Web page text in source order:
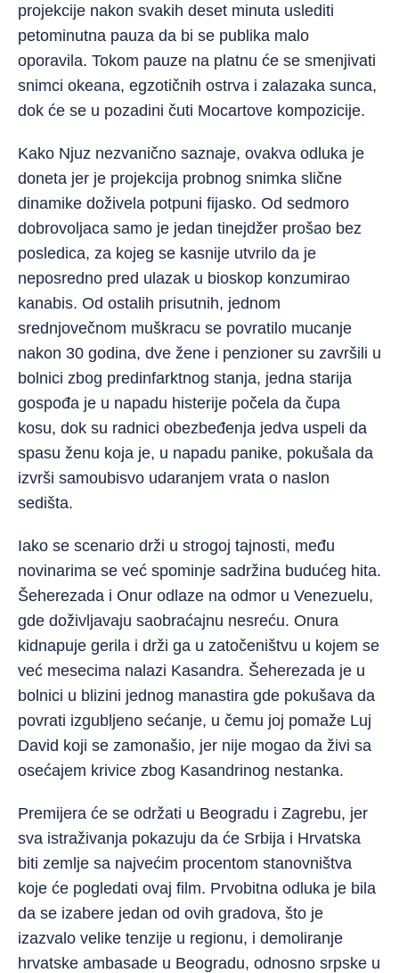
projekcije nakon svakih deset minuta uslediti
petominutna pauza da bi se publika malo
oporavila. Tokom pauze na platnu će se smenjivati
snimci okeana, egzotičnih ostrva i zalazaka sunca,
dok će se u pozadini čuti Mocartove kompozicije.
Kako Njuz nezvanično saznaje, ovakva odluka je
doneta jer je projekcija probnog snimka slične
dinamike doživela potpuni fijasko. Od sedmoro
dobrovoljaca samo je jedan tinejdžer prošao bez
posledica, za kojeg se kasnije utvrilo da je
neposredno pred ulazak u bioskop konzumirao
kanabis. Od ostalih prisutnih, jednom
srednjovečnom muškracu se povratilo mucanje
nakon 30 godina, dve žene i penzioner su završili u
bolnici zbog predinfarktnog stanja, jedna starija
gospođa je u napadu histerije počela da čupa
kosu, dok su radnici obezbeđenja jedva uspeli da
spasu ženu koja je, u napadu panike, pokušala da
izvrši samoubisvo udaranjem vrata o naslon
sedišta.
Iako se scenario drži u strogoj tajnosti, među
novinarima se već spominje sadržina budućeg hita.
Šeherezada i Onur odlaze na odmor u Venezuelu,
gde doživljavaju saobraćajnu nesreću. Onura
kidnapuje gerila i drži ga u zatočeništvu u kojem se
već mesecima nalazi Kasandra. Šeherezada je u
bolnici u blizini jednog manastira gde pokušava da
povrati izgubljeno sećanje, u čemu joj pomaže Luj
David koji se zamonašio, jer nije mogao da živi sa
osećajem krivice zbog Kasandrinog nestanka.
Premijera će se održati u Beogradu i Zagrebu, jer
sva istraživanja pokazuju da će Srbija i Hrvatska
biti zemlje sa najvećim procentom stanovništva
koje će pogledati ovaj film. Prvobitna odluka je bila
da se izabere jedan od ovih gradova, što je
izazvalo velike tenzije u regionu, i demoliranje
hrvatske ambasade u Beogradu, odnosno srpske u